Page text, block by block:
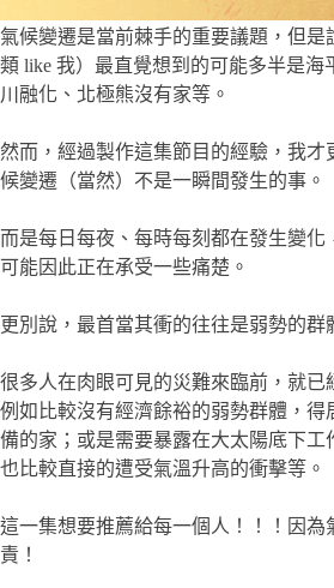
氣候變遷是當前棘手的重要議題，但是
類 like 我）最直覺想到的可能多半是海
川融化、北極熊沒有家等。
然而，經過製作這集節目的經驗，我才
候變遷（當然）不是一瞬間發生的事。
而是每日每夜、每時每刻都在發生變化
可能因此正在承受一些痛楚。
更別說，最首當其衝的往往是弱勢的群
很多人在肉眼可見的災難來臨前，就已
例如比較沒有經濟餘裕的弱勢群體，得
備的家；或是需要暴露在大太陽底下工
也比較直接的遭受氣溫升高的衝擊等。
這一集想要推薦給每一個人！！！因為
責！